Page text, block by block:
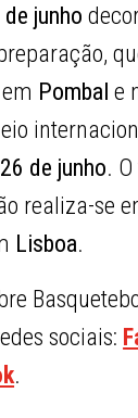
junho
Pombal e
26 de junho.
realiza-se
Lisboa.
sociais:
.